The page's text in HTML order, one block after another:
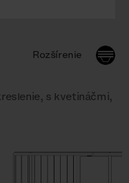
Rozšírenie
s kvetináčmi,